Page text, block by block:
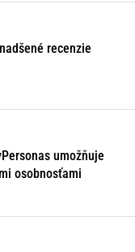
recenzie
umožňuje
osobnosťami